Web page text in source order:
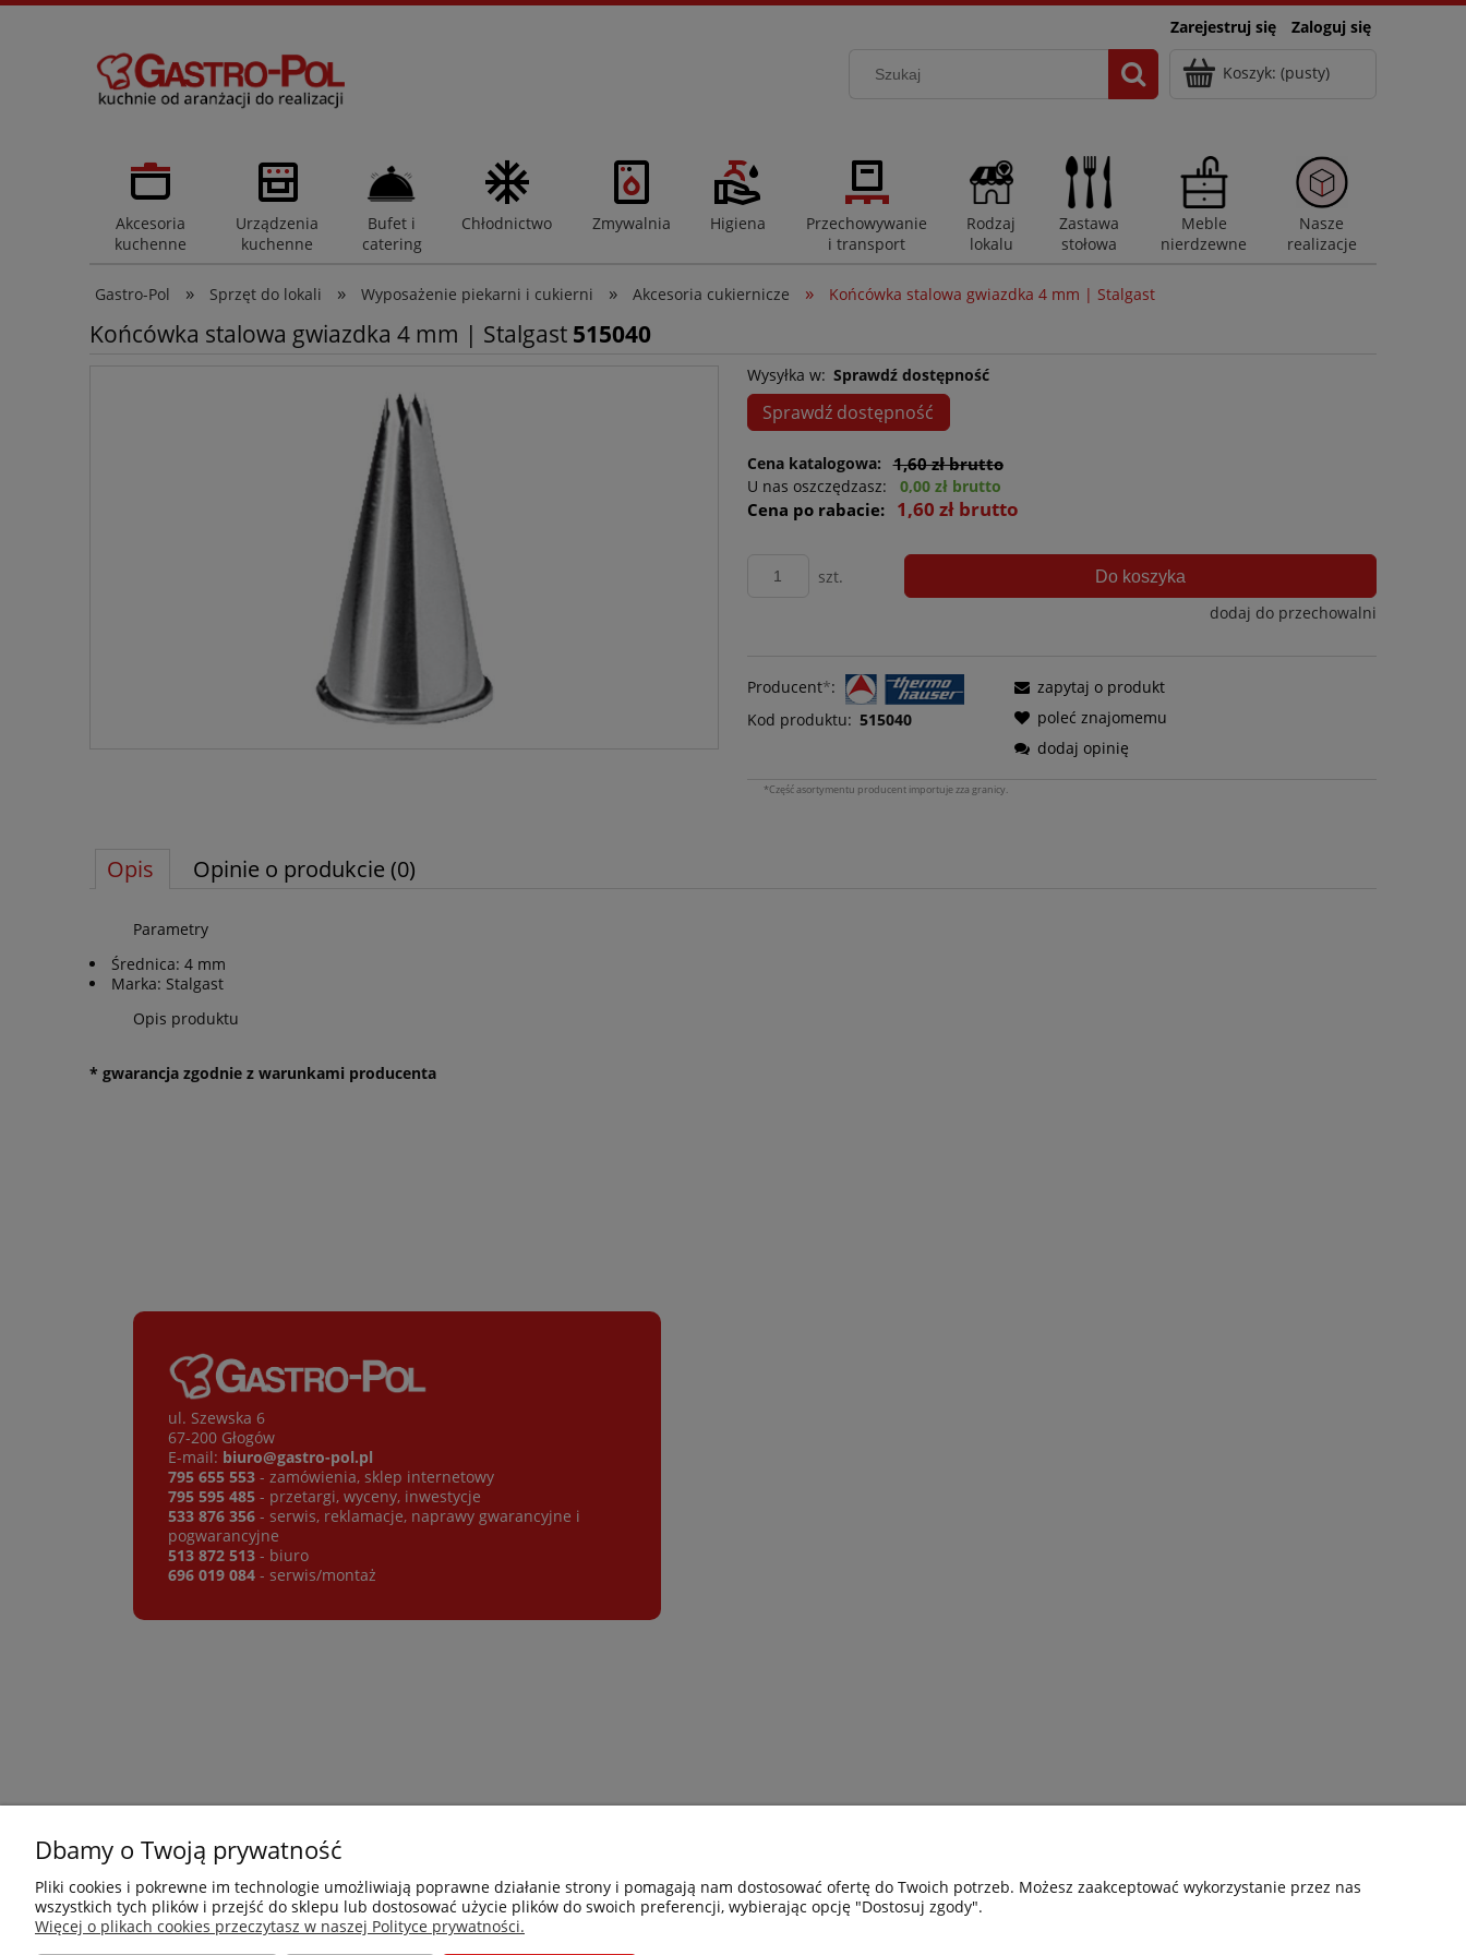
Zarejestruj się Zaloguj się
Koszyk: (pusty)
Akcesoria
kuchenne
Urządzenia
kuchenne
Bufet i
catering
Chłodnictwo Zmywalnia Higiena
Przechowywanie
i transport
Rodzaj
lokalu
Zastawa
stołowa
Meble
nierdzewne
Nasze
realizacje
Gastro-Pol » Sprzęt do lokali » Wyposażenie piekarni i cukierni » Akcesoria cukiernicze » Końcówka stalowa gwiazdka 4 mm | Stalgast
Końcówka stalowa gwiazdka 4 mm | Stalgast 515040
Wysyłka w: Sprawdź dostępność
Sprawdź dostępność
Cena katalogowa: 1,60 zł brutto
U nas oszczędzasz: 0,00 zł brutto
Cena po rabacie: 1,60 zł brutto
szt. Do koszyka
dodaj do przechowalni
Producent*:
Kod produktu: 515040
zapytaj o produkt
poleć znajomemu
dodaj opinię
*Część asortymentu producent importuje zza granicy.
Opis Opinie o produkcie (0)
Parametry
Średnica: 4 mm
Marka: Stalgast
Opis produktu
* gwarancja zgodnie z warunkami producenta
ul. Szewska 6
67-200 Głogów
E-mail: biuro@gastro-pol.pl
795 655 553 - zamówienia, sklep internetowy
795 595 485 - przetargi, wyceny, inwestycje
533 876 356 - serwis, reklamacje, naprawy gwarancyjne i
pogwarancyjne
513 872 513 - biuro
696 019 084 - serwis/montaż
Jak kupować?
Nowości
Facebook
Twoje zamówienia
Dbamy o Twoją prywatność
Pliki cookies i pokrewne im technologie umożliwiają poprawne działanie strony i pomagają nam dostosować ofertę do Twoich potrzeb. Możesz zaakceptować wykorzystanie przez nas
wszystkich tych plików i przejść do sklepu lub dostosować użycie plików do swoich preferencji, wybierając opcję "Dostosuj zgody".
Więcej o plikach cookies przeczytasz w naszej Polityce prywatności.